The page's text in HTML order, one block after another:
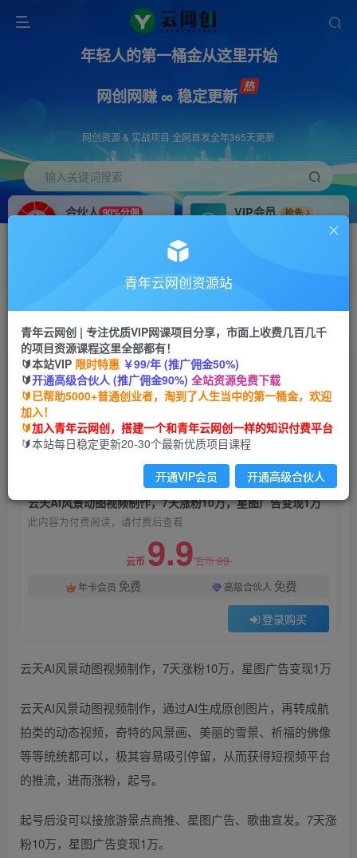
年轻人的第一桶金从这里开始
网创网赚 ∞ 稳定更新
网创资源 & 实战项目 全网首发全年365天更新
输入关键词搜索
合伙人 90%分佣
VIP会员
抢先
搭建同款网站，自己当老板
首页 创业课程 会员免费 正文
云天AI风景动图视频制作，7天涨粉10万，星图广
告变现1万
青年云网创
2年前发布
关注 私信
云天AI风景动图视频制作，7天涨粉10万，星图广告变现1万
此内容为付费阅读，请付费后查看
云币 9.9云币99
年卡会员 免费 高级合伙人 免费
登录购买
云天AI风景动图视频制作，7天涨粉10万，星图广告变现1万
云天AI风景动图视频制作，通过AI生成原创图片，再转成航
拍类的动态视频，奇特的风景画、美丽的雪景、祈福的佛像
等等统统都可以，极其容易吸引停留，从而获得短视频平台
的推流，进而涨粉，起号。
起号后没可以接旅游景点商推、星图广告、歌曲宣发。7天涨
粉10万，星图广告变现1万。
青年云网创资源站
青年云网创 | 专注优质VIP网课项目分享，市面上收费几百几千
的项目资源课程这里全部都有！
🔰本站VIP 限时特惠 ￥99/年 (推广佣金50%)
🔰开通高级合伙人 (推广佣金90%) 全站资源免费下载
🔰已帮助5000+普通创业者，淘到了人生当中的第一桶金，欢迎
加入！
🔰加入青年云网创，搭建一个和青年云网创一样的知识付费平台
🔰本站每日稳定更新20-30个最新优质项目课程
开通VIP会员 开通高级合伙人